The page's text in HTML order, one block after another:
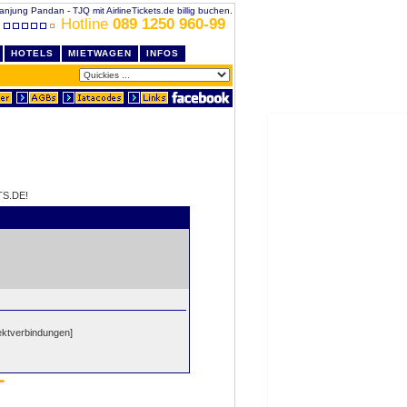
Pandan - TJQ mit AirlineTickets.de billig buchen.
Hotline 089 1250 960-99
HOTELS MIETWAGEN INFOS